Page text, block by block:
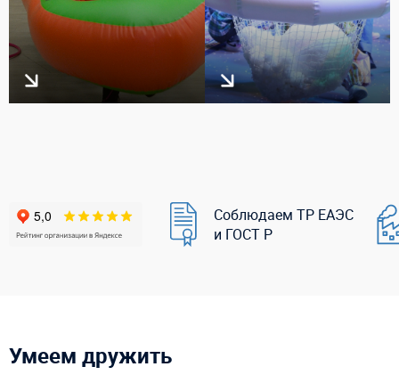
Соблюдаем ТР ЕАЭС
и ГОСТ Р
Умеем дружить